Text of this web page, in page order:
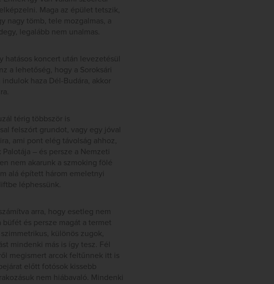
Maga az épület tetszik,
nagy tömb, tele mozgalmas, a
legalább nem unalmas.
hatásos koncert után levezetésül
a lehetőség, hogy a Soroksári
haza Dél-Budára, akkor
térig többször is
felszórt grundot, vagy egy jóval
ami pont elég távolság ahhoz,
– és persze a Nemzeti
nem akarunk a szmoking fölé
alá épített három emeletnyi
léphessünk.
arra, hogy esetleg nem
és persze magát a termet
különös zugok,
mindenki más is így tesz. Fél
megismert arcok feltűnnek itt is
előtt fotósok kissebb
nem hiábavaló. Mindenki